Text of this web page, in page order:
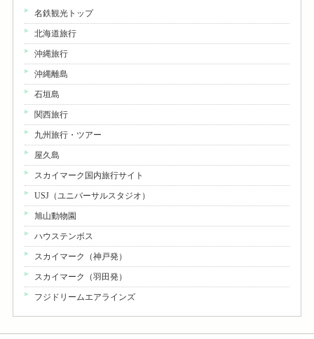
名鉄観光トップ
北海道旅行
沖縄旅行
沖縄離島
石垣島
関西旅行
九州旅行・ツアー
屋久島
スカイマーク国内旅行サイト
USJ（ユニバーサルスタジオ）
旭山動物園
ハウステンボス
スカイマーク（神戸発）
スカイマーク（羽田発）
フジドリームエアラインズ